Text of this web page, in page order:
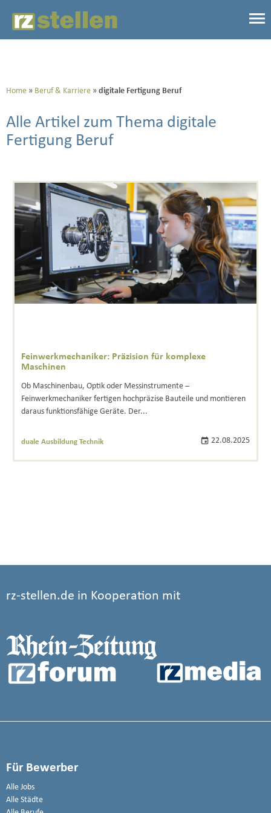
Home Beruf & Karriere digitale Fertigung Beruf
Alle Artikel zum Thema digitale
Fertigung Beruf
Feinwerkmechaniker: Präzision für komplexe
Maschinen
Ob Maschinenbau, Optik oder Messinstrumente –
Feinwerkmechaniker fertigen hochpräzise Bauteile und montieren
daraus funktionsfähige Geräte. Der...
duale Ausbildung Technik 22.08.2025
rz-stellen.de in Kooperation mit
Für Bewerber
Alle Jobs
Alle Städte